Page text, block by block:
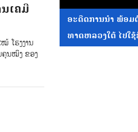
ເຄມີ
ໂຮງງານ
ຄຸນໝິງ ຂອງ
ອະດີດການນໍາ ພ້ອມ
ທາດຫລວງໃຕ້ ໄປໃ